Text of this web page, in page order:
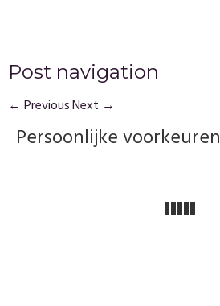
Post navigation
← PreviousNext →
Persoonlijke voorkeuren